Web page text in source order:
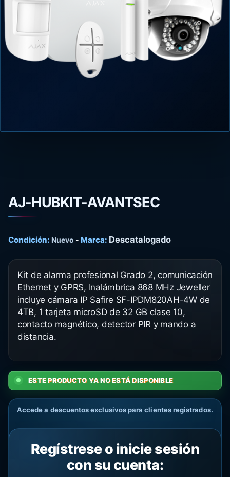
AJ-HUBKIT-AVANTSEC
Condición: Nuevo - Marca: Descatalogado
Kit de alarma profesional Grado 2, comunicación
Ethernet y GPRS, Inalámbrica 868 MHz Jeweller
incluye cámara IP Safire SF-IPDM820AH-4W de
4TB, 1 tarjeta microSD de 32 GB clase 10,
contacto magnético, detector PIR y mando a
distancia.
ESTE PRODUCTO YA NO ESTÁ DISPONIBLE
Accede a descuentos exclusivos para clientes registrados.
Regístrese o inicie sesión
con su cuenta: